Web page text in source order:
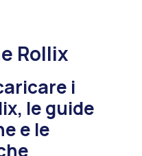
Rollix
i
le guide
e le